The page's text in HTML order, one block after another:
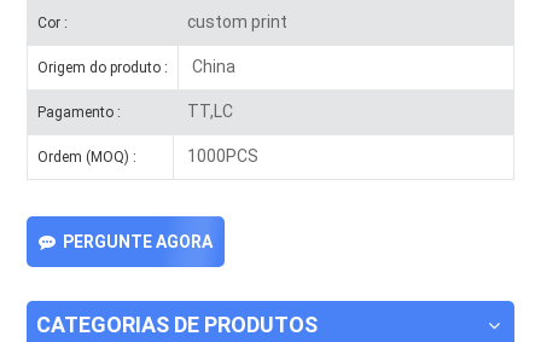
Cor : custom print
Origem do produto : China
Pagamento : TT,LC
Ordem (MOQ) : 1000PCS
PERGUNTE AGORA
CATEGORIAS DE PRODUTOS